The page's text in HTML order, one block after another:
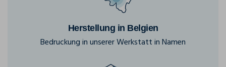
Herstellung in Belgien
Bedruckung in unserer Werkstatt in Namen